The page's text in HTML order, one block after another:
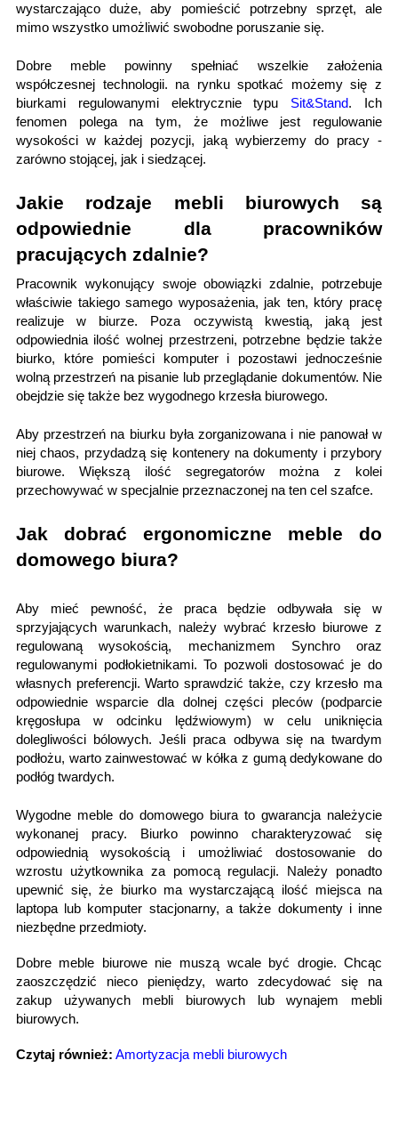
wystarczająco duże, aby pomieścić potrzebny sprzęt, ale
mimo wszystko umożliwić swobodne poruszanie się.
Dobre meble powinny spełniać wszelkie założenia
współczesnej technologii. na rynku spotkać możemy się z
biurkami regulowanymi elektrycznie typu Sit&Stand. Ich
fenomen polega na tym, że możliwe jest regulowanie
wysokości w każdej pozycji, jaką wybierzemy do pracy -
zarówno stojącej, jak i siedzącej.
Jakie rodzaje mebli biurowych są
odpowiednie dla pracowników
pracujących zdalnie?
Pracownik wykonujący swoje obowiązki zdalnie, potrzebuje
właściwie takiego samego wyposażenia, jak ten, który pracę
realizuje w biurze. Poza oczywistą kwestią, jaką jest
odpowiednia ilość wolnej przestrzeni, potrzebne będzie także
biurko, które pomieści komputer i pozostawi jednocześnie
wolną przestrzeń na pisanie lub przeglądanie dokumentów. Nie
obejdzie się także bez wygodnego krzesła biurowego.
Aby przestrzeń na biurku była zorganizowana i nie panował w
niej chaos, przydadzą się kontenery na dokumenty i przybory
biurowe. Większą ilość segregatorów można z kolei
przechowywać w specjalnie przeznaczonej na ten cel szafce.
Jak dobrać ergonomiczne meble do
domowego biura?
Aby mieć pewność, że praca będzie odbywała się w
sprzyjających warunkach, należy wybrać krzesło biurowe z
regulowaną wysokością, mechanizmem Synchro oraz
regulowanymi podłokietnikami. To pozwoli dostosować je do
własnych preferencji. Warto sprawdzić także, czy krzesło ma
odpowiednie wsparcie dla dolnej części pleców (podparcie
kręgosłupa w odcinku lędźwiowym) w celu uniknięcia
dolegliwości bólowych. Jeśli praca odbywa się na twardym
podłożu, warto zainwestować w kółka z gumą dedykowane do
podłóg twardych.
Wygodne meble do domowego biura to gwarancja należycie
wykonanej pracy. Biurko powinno charakteryzować się
odpowiednią wysokością i umożliwiać dostosowanie do
wzrostu użytkownika za pomocą regulacji. Należy ponadto
upewnić się, że biurko ma wystarczającą ilość miejsca na
laptopa lub komputer stacjonarny, a także dokumenty i inne
niezbędne przedmioty.
Dobre meble biurowe nie muszą wcale być drogie. Chcąc
zaoszczędzić nieco pieniędzy, warto zdecydować się na
zakup używanych mebli biurowych lubwynajem mebli
biurowych.
Czytaj również: Amortyzacja mebli biurowych